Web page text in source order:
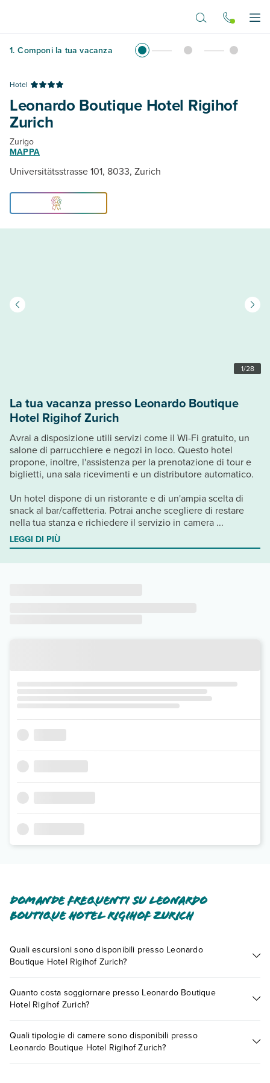
1. Componi la tua vacanza
Hotel
Leonardo Boutique Hotel Rigihof
Zurich
Zurigo
MAPPA
Universitätsstrasse 101, 8033, Zurich
1/28
La tua vacanza presso Leonardo Boutique
Hotel Rigihof Zurich
Avrai a disposizione utili servizi come il Wi-Fi gratuito, un
salone di parrucchiere e negozi in loco. Questo hotel
propone, inoltre, l'assistenza per la prenotazione di tour e
biglietti, una sala ricevimenti e un distributore automatico.
Un hotel dispone di un ristorante e di un'ampia scelta di
snack al bar/caffetteria. Potrai anche scegliere di restare
nella tua stanza e richiedere il servizio in camera ...
LEGGI DI PIÙ
Domande frequenti su Leonardo
Boutique Hotel Rigihof Zurich
Quali escursioni sono disponibili presso Leonardo
Boutique Hotel Rigihof Zurich?
presso Leonardo Boutique Hotel Rigihof Zurich. Scoprile tutte
nellasezione dedicata
Quanto costa soggiornare presso Leonardo Boutique
Hotel Rigihof Zurich?
variare in base a vari fattori (per es. date, condizioni dell'hotel,
ecc). Per consultare i prezzi, compila il motore di ricerca e
Quali tipologie di camere sono disponibili presso
Leonardo Boutique Hotel Rigihof Zurich?